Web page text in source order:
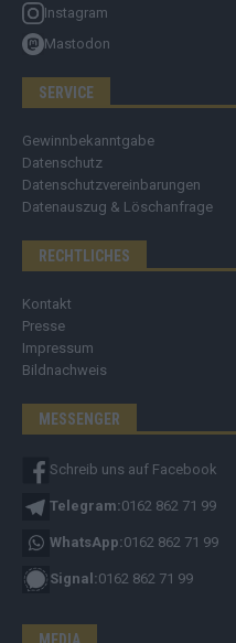
Instagram
Mastodon
SERVICE
Gewinnbekanntgabe
Datenschutz
Datenschutzvereinbarungen
Datenauszug & Löschanfrage
RECHTLICHES
Kontakt
Presse
Impressum
Bildnachweis
MESSENGER
Schreib uns auf Facebook
Telegram:0162 862 71 99
WhatsApp:0162 862 71 99
Signal:0162 862 71 99